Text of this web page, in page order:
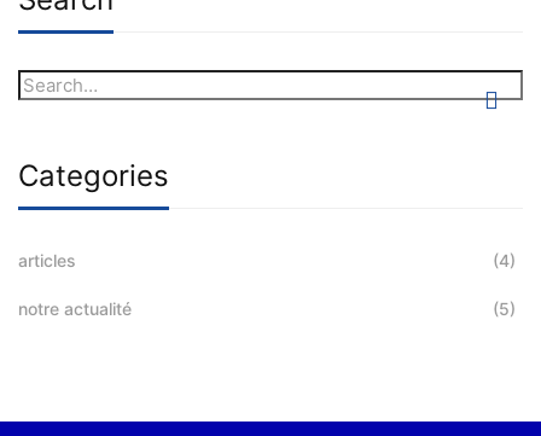
Categories
articles (4)
notre actualité (5)